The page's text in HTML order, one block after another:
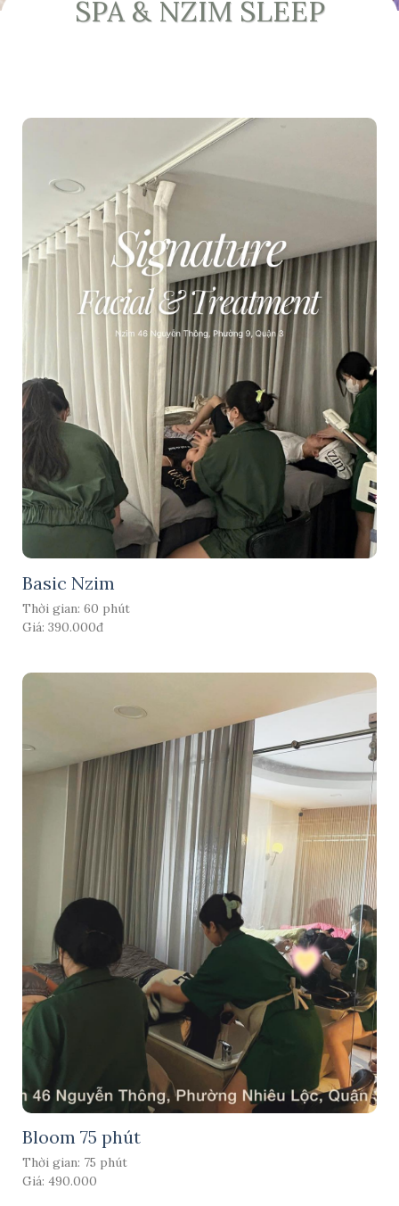
SPA & NZIM SLEEP
Basic Nzim
Thời gian: 60 phút
Giá: 390.000đ
Bloom 75 phút
Thời gian: 75 phút
Giá: 490.000